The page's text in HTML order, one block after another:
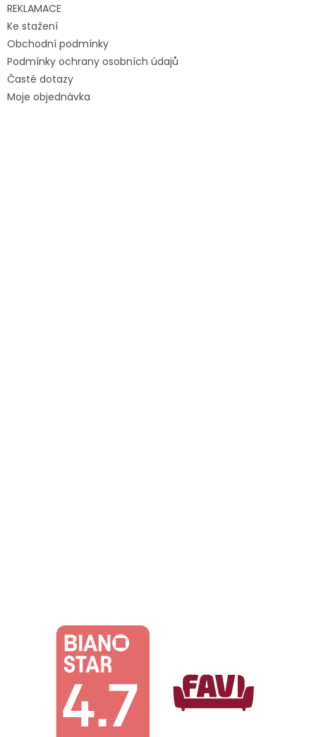
REKLAMACE
Ke stažení
Obchodní podmínky
Podmínky ochrany osobních údajů
Časté dotazy
Moje objednávka